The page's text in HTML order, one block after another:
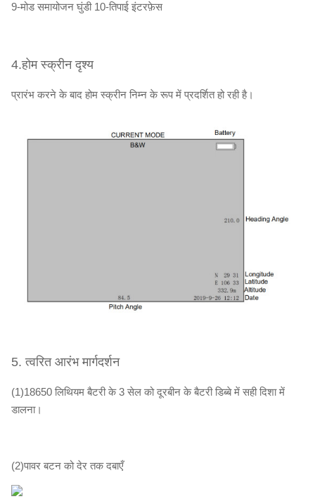
9-मोड समायोजन घुंडी 10-तिपाई इंटरफ़ेस
4.होम स्क्रीन दृश्य
प्रारंभ करने के बाद होम स्क्रीन निम्न के रूप में प्रदर्शित हो रही है।
5. त्वरित आरंभ मार्गदर्शन
(1)18650 लिथियम बैटरी के 3 सेल को दूरबीन के बैटरी डिब्बे में सही दिशा में
डालना।
(2)पावर बटन को देर तक दबाएँ